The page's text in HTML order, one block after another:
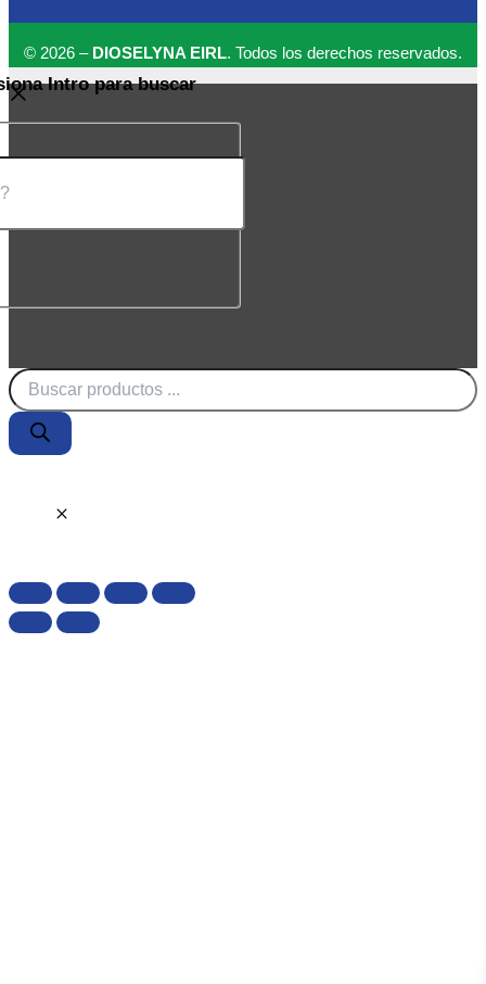
© 2026 – DIOSELYNA EIRL. Todos los derechos reservados.
Intro para buscar
Búsqueda
de
productos